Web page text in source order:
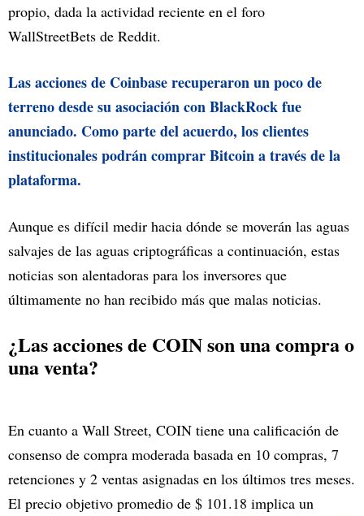
propio, dada la actividad reciente en el foro
WallStreetBets de Reddit.
Las acciones de Coinbase recuperaron un poco de
terreno desde su asociación con BlackRock fue
anunciado. Como parte del acuerdo, los clientes
institucionales podrán comprar Bitcoin a través de la
plataforma.
Aunque es difícil medir hacia dónde se moverán las aguas
salvajes de las aguas criptográficas a continuación, estas
noticias son alentadoras para los inversores que
últimamente no han recibido más que malas noticias.
¿Las acciones de COIN son una compra o
una venta?
En cuanto a Wall Street, COIN tiene una calificación de
consenso de compra moderada basada en 10 compras, 7
retenciones y 2 ventas asignadas en los últimos tres meses.
El precio objetivo promedio de $ 101.18 implica un